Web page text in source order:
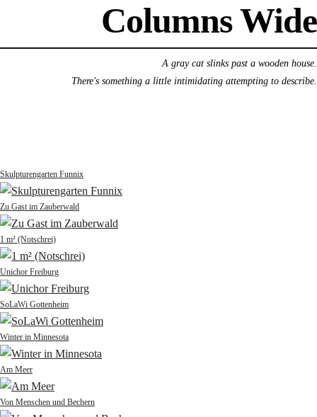
Columns Wide
A gray cat slinks past a wooden house.
There's something a little intimidating attempting to describe.
Skulpturengarten Funnix
Zu Gast im Zauberwald
1 m² (Notschrei)
Unichor Freiburg
SoLaWi Gottenheim
Winter in Minnesota
Am Meer
Von Menschen und Bechern